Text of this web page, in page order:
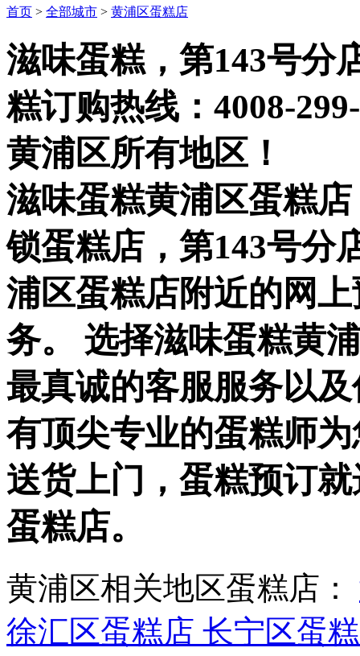
首页 > 全部城市 > 黄浦区蛋糕店
滋味蛋糕，第143号分
糕订购热线： 4008-
黄浦区所有地区！
滋味蛋糕黄浦区蛋糕
锁蛋糕店，第143号分
浦区蛋糕店附近的网
务。 选择滋味蛋糕黄
最真诚的客服服务以
有顶尖专业的蛋糕师
送货上门，蛋糕预订
蛋糕店。
黄浦区相关地区蛋糕店：
徐汇区蛋糕店 长宁区蛋